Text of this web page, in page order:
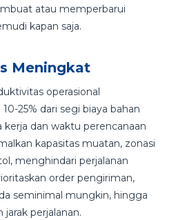
atau memperbarui
kapan saja.
Meningkat
operasional
25% dari segi biaya bahan
kerja dan waktu perencanaan
kapasitas muatan, zonasi
menghindari perjalanan
order pengiriman,
seminimal mungkin, hingga
perjalanan.